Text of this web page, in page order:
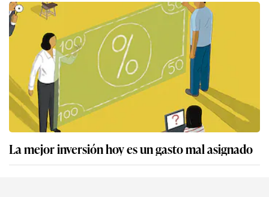
La mejor inversión hoy es un gasto mal asignado